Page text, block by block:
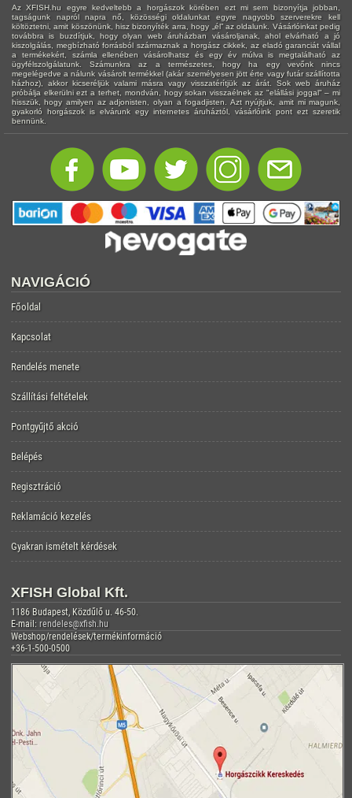
Az XFISH.hu egyre kedveltebb a horgászok körében ezt mi sem bizonyítja jobban,
tagságunk napról napra nő, közösségi oldalunkat egyre nagyobb szerverekre kell
költöztetni, amit köszönünk, hisz bizonyíték arra, hogy „él” az oldalunk. Vásárlóinkat pedig
továbbra is buzdítjuk, hogy olyan web áruházban vásároljanak, ahol elvárható a jó
kiszolgálás, megbízható forrásból származnak a horgász cikkek, az eladó garanciát vállal
a termékekért, számla ellenében vásárolhatsz és egy év múlva is megtalálható az
ügyfélszolgálatunk. Számunkra az a természetes, hogy ha egy vevőnk nincs
megelégedve a nálunk vásárolt termékkel (akár személyesen jött érte vagy futár szállította
házhoz), akkor kicseréljük valami másra vagy visszatérítjük az árát. Sok web áruház
próbálja elkerülni ezt a terhet, mondván, hogy sokan visszaélnek az "elállási joggal" – mi
hisszük, hogy amilyen az adjonisten, olyan a fogadjisten. Azt nyújtjuk, amit mi magunk,
gyakorló horgászok is elvárunk egy internetes áruháztól, vásárlóink pont ezt szeretik
bennünk.
NAVIGÁCIÓ
Főoldal
Kapcsolat
Rendelés menete
Szállítási feltételek
Pontgyűjtő akció
Belépés
Regisztráció
Reklamáció kezelés
Gyakran ismételt kérdések
XFISH Global Kft.
1186 Budapest, Közdűlő u. 46-50.
E-mail: rendeles@xfish.hu
Webshop/rendelések/termékinformáció
+36-1-500-0500